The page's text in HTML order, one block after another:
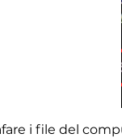
i file del